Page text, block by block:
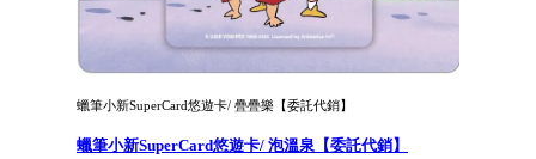
蠟筆小新SuperCard悠遊卡/ 疊疊樂【委託代銷】
蠟筆小新SuperCard悠遊卡/ 泡溫泉【委託代銷】